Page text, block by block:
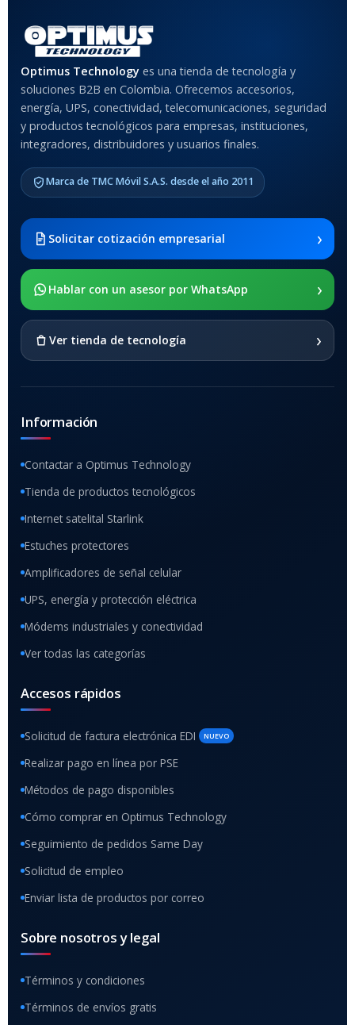
Anti-Shock
MODELO DE TABLETS
COMPATIBLES
2021 SM-x200 / Samsung
Galaxy Tab A8 10.5 2021 SM-
x205
SOPORTE DE APOYO
Optimus Technology es una tienda de tecnología y
soluciones B2B en Colombia. Ofrecemos accesorios,
energía, UPS, conectividad, telecomunicaciones, seguridad
y productos tecnológicos para empresas, instituciones,
integradores, distribuidores y usuarios finales.
Marca de TMC Móvil S.A.S. desde el año 2011
Solicitar cotización empresarial ›
Hablar con un asesor por WhatsApp ›
Ver tienda de tecnología ›
Información
Contactar a Optimus Technology
Tienda de productos tecnológicos
Internet satelital Starlink
Estuches protectores
Amplificadores de señal celular
UPS, energía y protección eléctrica
Módems industriales y conectividad
Ver todas las categorías
Accesos rápidos
Solicitud de factura electrónica EDI NUEVO
Realizar pago en línea por PSE
Métodos de pago disponibles
Cómo comprar en Optimus Technology
Seguimiento de pedidos Same Day
Solicitud de empleo
Enviar lista de productos por correo
Sobre nosotros y legal
Términos y condiciones
Términos de envíos gratis